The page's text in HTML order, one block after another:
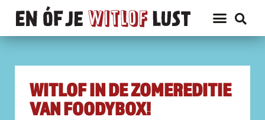
WITLOF IN DE ZOMEREDITIE
VAN FOODYBOX!